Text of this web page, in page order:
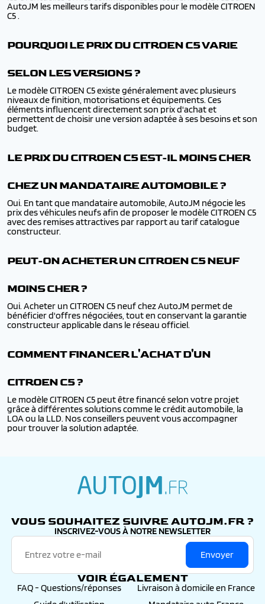
AutoJM les meilleurs tarifs disponibles pour le modèle CITROEN
C5 .
POURQUOI LE PRIX DU CITROEN C5 VARIE
SELON LES VERSIONS ?
Le modèle CITROEN C5 existe généralement avec plusieurs
niveaux de finition, motorisations et équipements. Ces
éléments influencent directement son prix d'achat et
permettent de choisir une version adaptée à ses besoins et son
budget.
LE PRIX DU CITROEN C5 EST-IL MOINS CHER
CHEZ UN MANDATAIRE AUTOMOBILE ?
Oui. En tant que mandataire automobile, AutoJM négocie les
prix des véhicules neufs afin de proposer le modèle CITROEN C5
avec des remises attractives par rapport au tarif catalogue
constructeur.
PEUT-ON ACHETER UN CITROEN C5 NEUF
MOINS CHER ?
Oui. Acheter un CITROEN C5 neuf chez AutoJM permet de
bénéficier d'offres négociées, tout en conservant la garantie
constructeur applicable dans le réseau officiel.
COMMENT FINANCER L'ACHAT D'UN
CITROEN C5 ?
Le modèle CITROEN C5 peut être financé selon votre projet
grâce à différentes solutions comme le crédit automobile, la
LOA ou la LLD. Nos conseillers peuvent vous accompagner
pour trouver la solution adaptée.
VOUS SOUHAITEZ SUIVRE AUTOJM.FR ?
INSCRIVEZ-VOUS À NOTRE NEWSLETTER
Envoyer
VOIR ÉGALEMENT
FAQ - Questions/réponses
Livraison à domicile en France